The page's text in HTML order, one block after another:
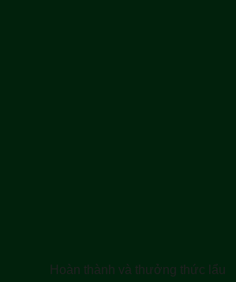
Hoàn thành và thưởng thức lẩu